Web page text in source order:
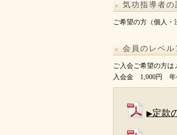
気功指導者の
ご希望の方（個人・
会員のレベ
ご入会ご希望の方は
入会金 1,000円 年
▶定款